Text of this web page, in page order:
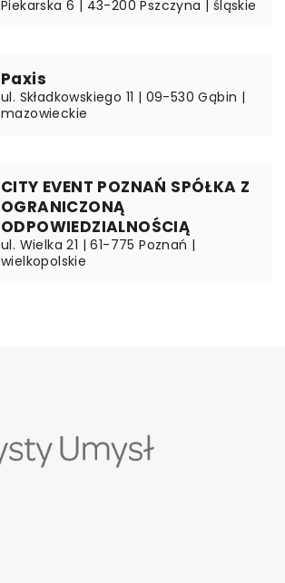
Piekarska 6 | 43-200 Pszczyna | śląskie
Paxis
ul. Składkowskiego 11 | 09-530 Gąbin |
mazowieckie
CITY EVENT POZNAŃ SPÓŁKA Z
OGRANICZONĄ
ODPOWIEDZIALNOŚCIĄ
ul. Wielka 21 | 61-775 Poznań |
wielkopolskie